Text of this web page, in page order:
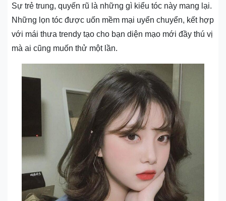
Sự trẻ trung, quyến rũ là những gì kiểu tóc này mang lại.
Những lọn tóc được uốn mềm mại uyển chuyển, kết hợp
với mái thưa trendy tạo cho bạn diện mạo mới đầy thú vị
mà ai cũng muốn thử một lần.